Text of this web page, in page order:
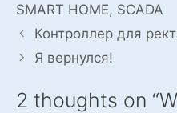
SMART HOME, SCADA
Контроллер для
Я вернулся!
2 thoughts on